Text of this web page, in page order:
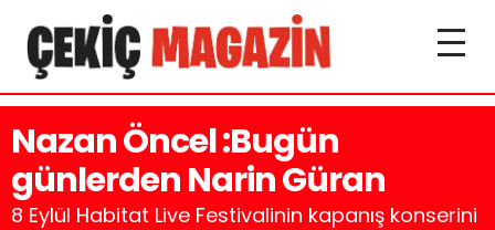
Nazan Öncel :Bugün
günlerden Narin Güran
8 Eylül Habitat Live Festivalinin kapanış konserini